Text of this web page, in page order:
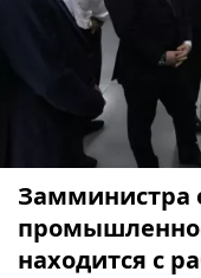
Замминистра
находится с